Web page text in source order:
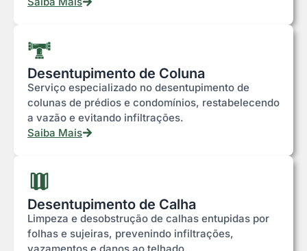
Desentupimento de Coluna
Serviço especializado no desentupimento de
colunas de prédios e condomínios, restabelecendo
a vazão e evitando infiltrações.
Saiba Mais
Desentupimento de Calha
Limpeza e desobstrução de calhas entupidas por
folhas e sujeiras, prevenindo infiltrações,